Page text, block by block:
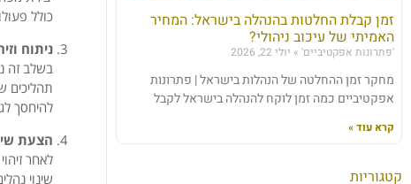
זמן קבלת החלטות בהנהלה בישראל: המחיר
האמיתי של עיכוב ניהולי?
'פתרונות אפקטיביים' יולי 22, 2026
מחקר זמן ההחלטה של הנהלות בישראל | פתרונות
אפקטיביים כמה זמן לוקח להנהלה בישראל לקבל
קרא עוד »
קטגוריות
כולל
ניתוח
בשלב זה
תהליכים
להיחסך
הצעת
לאחר
שינוי